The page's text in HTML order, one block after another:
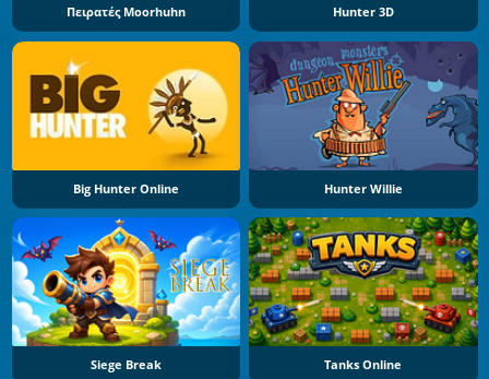
Πειρατές Moorhuhn Hunter 3D
Big Hunter Online Hunter Willie
Siege Break Tanks Online